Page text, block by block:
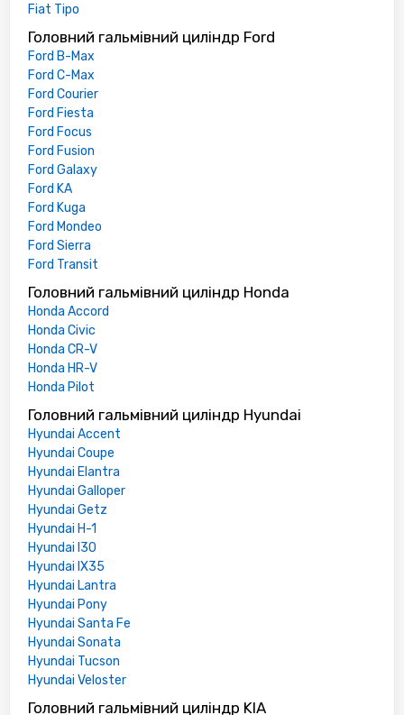
Fiat Tipo
Головний гальмівний циліндр Ford
Ford B-Max
Ford C-Max
Ford Courier
Ford Fiesta
Ford Focus
Ford Fusion
Ford Galaxy
Ford KA
Ford Kuga
Ford Mondeo
Ford Sierra
Ford Transit
Головний гальмівний циліндр Honda
Honda Accord
Honda Civic
Honda CR-V
Honda HR-V
Honda Pilot
Головний гальмівний циліндр Hyundai
Hyundai Accent
Hyundai Coupe
Hyundai Elantra
Hyundai Galloper
Hyundai Getz
Hyundai H-1
Hyundai I30
Hyundai IX35
Hyundai Lantra
Hyundai Pony
Hyundai Santa Fe
Hyundai Sonata
Hyundai Tucson
Hyundai Veloster
Головний гальмівний циліндр KIA